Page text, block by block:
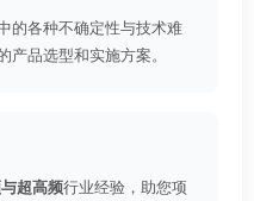
的各种不确定性与技术难
产品选型和实施方案。
超高频行业经验，助您项